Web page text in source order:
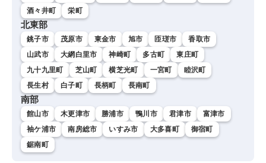
酒々井町 栄町
北東部
銚子市 茂原市 東金市 旭市 匝瑳市
香取市
山武市
大網白里市 神崎町 多古町
東庄町
九十九里町
芝山町 横芝光町 一宮町
睦沢町
長生村
白子町 長柄町 長南町
南部
館山市 木更津市 勝浦市 鴨川市 君津市
富津市
袖ケ浦市
南房総市 いすみ市 大多喜町
御宿町
鋸南町